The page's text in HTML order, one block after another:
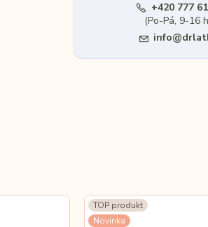
+420 777
(Po-Pá, 9-16
TOP produkt
Novinka